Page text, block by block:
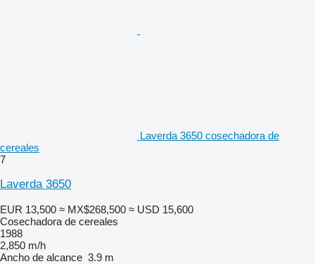
Laverda 3650 cosechadora de
cereales
7
Laverda 3650
EUR 13,500 ≈ MX$268,500 ≈ USD 15,600
Cosechadora de cereales
1988
2,850 m/h
Ancho de alcance 3.9 m